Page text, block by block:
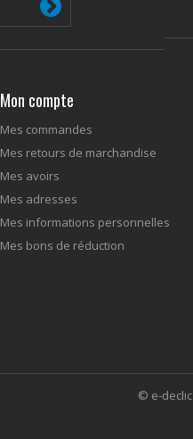
© e-declic
Mon compte
Mes commandes
Mes retours de marchandise
Mes avoirs
Mes adresses
Mes informations personnelles
Mes bons de réduction